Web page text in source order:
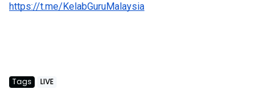
https://t.me/KelabGuruMalaysia
Tags LIVE